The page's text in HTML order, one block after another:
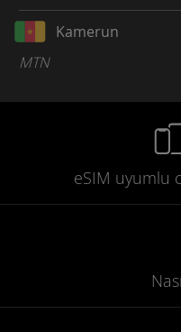
Kamerun
MTN
eSIM uyumlu